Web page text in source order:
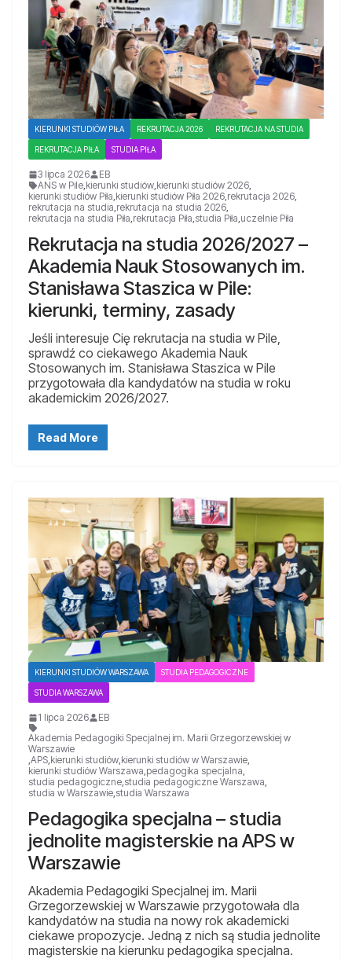
KIERUNKI STUDIÓW PIŁA REKRUTACJA 2026 REKRUTACJA NA STUDIA
REKRUTACJA PIŁA STUDIA PIŁA
3 lipca 2026
EB
ANS w Pile kierunki studiów kierunki studiów 2026
kierunki studiów Piła kierunki studiów Piła 2026 rekrutacja 2026
rekrutacja na studia rekrutacja na studia 2026
rekrutacja na studia Piła rekrutacja Piła studia Piła uczelnie Piła
Rekrutacja na studia 2026/2027 –
Akademia Nauk Stosowanych im.
Stanisława Staszica w Pile:
kierunki, terminy, zasady
Jeśli interesuje Cię rekrutacja na studia w Pile,
sprawdź co ciekawego Akademia Nauk
Stosowanych im. Stanisława Staszica w Pile
przygotowała dla kandydatów na studia w roku
akademickim 2026/2027.
Read More
KIERUNKI STUDIÓW WARSZAWA STUDIA PEDAGOGICZNE
STUDIA WARSZAWA
1 lipca 2026
EB
Akademia Pedagogiki Specjalnej im. Marii Grzegorzewskiej w
Warszawie
APS kierunki studiów kierunki studiów w Warszawie
kierunki studiów Warszawa pedagogika specjalna
studia pedagogiczne studia pedagogiczne Warszawa
studia w Warszawie studia Warszawa
Pedagogika specjalna – studia
jednolite magisterskie na APS w
Warszawie
Akademia Pedagogiki Specjalnej im. Marii
Grzegorzewskiej w Warszawie przygotowała dla
kandydatów na studia na nowy rok akademicki
ciekawe propozycje. Jedną z nich są studia jednolite
magisterskie na kierunku pedagogika specjalna.